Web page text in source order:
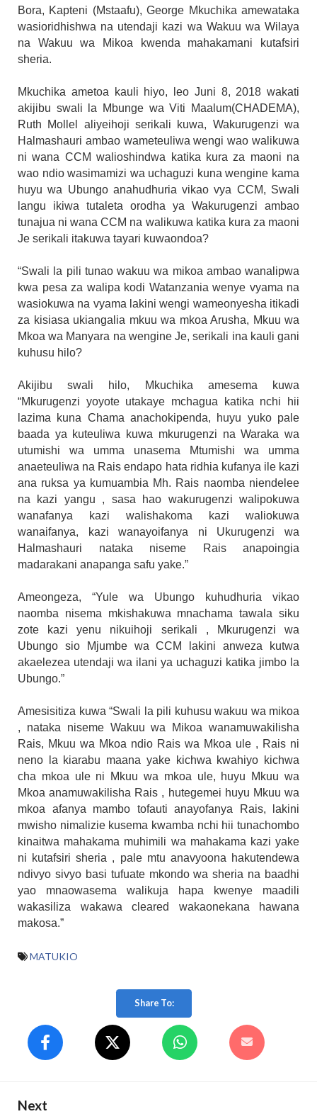
Bora, Kapteni (Mstaafu), George Mkuchika amewataka
wasioridhishwa na utendaji kazi wa Wakuu wa Wilaya
na Wakuu wa Mikoa kwenda mahakamani kutafsiri
sheria.
Mkuchika ametoa kauli hiyo, leo Juni 8, 2018 wakati
akijibu swali la Mbunge wa Viti Maalum(CHADEMA),
Ruth Mollel aliyeihoji serikali kuwa, Wakurugenzi wa
Halmashauri ambao wameteuliwa wengi wao walikuwa
ni wana CCM walioshindwa katika kura za maoni na
wao ndio wasimamizi wa uchaguzi kuna wengine kama
huyu wa Ubungo anahudhuria vikao vya CCM, Swali
langu ikiwa tutaleta orodha ya Wakurugenzi ambao
tunajua ni wana CCM na walikuwa katika kura za maoni
Je serikali itakuwa tayari kuwaondoa?
“Swali la pili tunao wakuu wa mikoa ambao wanalipwa
kwa pesa za walipa kodi Watanzania wenye vyama na
wasiokuwa na vyama lakini wengi wameonyesha itikadi
za kisiasa ukiangalia mkuu wa mkoa Arusha, Mkuu wa
Mkoa wa Manyara na wengine Je, serikali ina kauli gani
kuhusu hilo?
Akijibu swali hilo, Mkuchika amesema kuwa
“Mkurugenzi yoyote utakaye mchagua katika nchi hii
lazima kuna Chama anachokipenda, huyu yuko pale
baada ya kuteuliwa kuwa mkurugenzi na Waraka wa
utumishi wa umma unasema Mtumishi wa umma
anaeteuliwa na Rais endapo hata ridhia kufanya ile kazi
ana ruksa ya kumuambia Mh. Rais naomba niendelee
na kazi yangu , sasa hao wakurugenzi walipokuwa
wanafanya kazi walishakoma kazi waliokuwa
wanaifanya, kazi wanayoifanya ni Ukurugenzi wa
Halmashauri nataka niseme Rais anapoingia
madarakani anapanga safu yake.”
Ameongeza, “Yule wa Ubungo kuhudhuria vikao
naomba nisema mkishakuwa mnachama tawala siku
zote kazi yenu nikuihoji serikali , Mkurugenzi wa
Ubungo sio Mjumbe wa CCM lakini anweza kutwa
akaelezea utendaji wa ilani ya uchaguzi katika jimbo la
Ubungo.”
Amesisitiza kuwa “Swali la pili kuhusu wakuu wa mikoa
, nataka niseme Wakuu wa Mikoa wanamuwakilisha
Rais, Mkuu wa Mkoa ndio Rais wa Mkoa ule , Rais ni
neno la kiarabu maana yake kichwa kwahiyo kichwa
cha mkoa ule ni Mkuu wa mkoa ule, huyu Mkuu wa
Mkoa anamuwakilisha Rais , hutegemei huyu Mkuu wa
mkoa afanya mambo tofauti anayofanya Rais, lakini
mwisho nimalizie kusema kwamba nchi hii tunachombo
kinaitwa mahakama muhimili wa mahakama kazi yake
ni kutafsiri sheria , pale mtu anavyoona hakutendewa
ndivyo sivyo basi tufuate mkondo wa sheria na baadhi
yao mnaowasema walikuja hapa kwenye maadili
wakasiliza wakawa cleared wakaonekana hawana
makosa.”
MATUKIO
Share To:
Next